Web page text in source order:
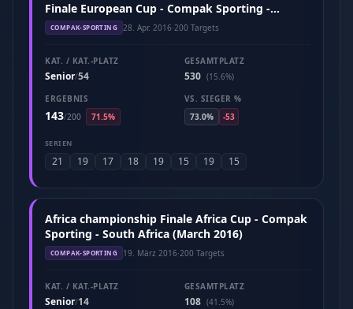
Finale European Cup - Compak Sporting -
Hungary (April 2016)
COMPAK-SPORTING 28. Apr. 2016·200 Targets
KAT. / KAT.-PLATZ
Senior/54
GESAMTPLATZ
530 (15.6%)
ERGEBNIS
143/200 71.5%
VS. SIEGER %
73.0%
-53
SERIEN
21 19 17 18 19 15 19 15
Africa championship Finale Africa Cup - Compak
Sporting - South Africa (March 2016)
COMPAK-SPORTING 19. März 2016·200 Targets
KAT. / KAT.-PLATZ
Senior/14
GESAMTPLATZ
108 (41.5%)